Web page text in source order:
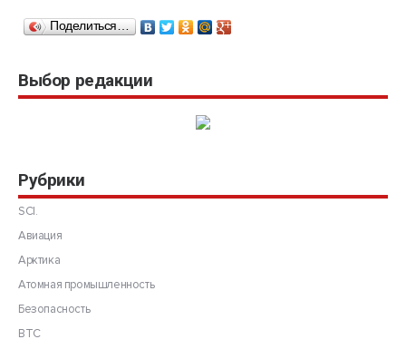
Поделиться…
Выбор редакции
Рубрики
SCI.
Авиация
Арктика
Атомная промышленность
Безопасность
ВТС